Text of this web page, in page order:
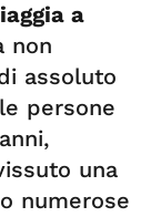
a
non
assoluto
persone
una
numerose